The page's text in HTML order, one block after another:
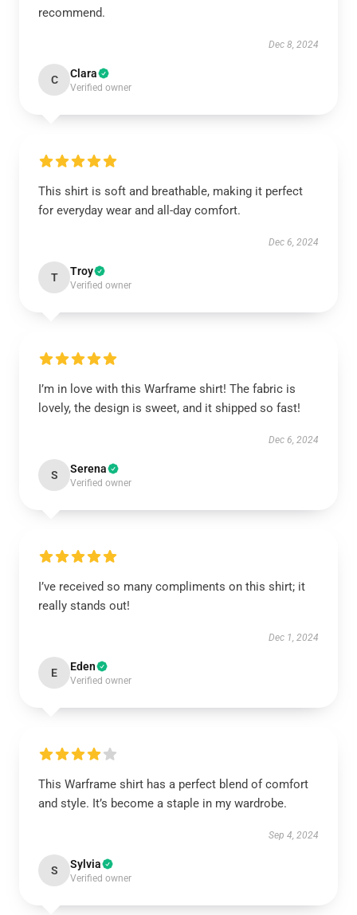
recommend.
Dec 8, 2024
C Clara
Verified owner
This shirt is soft and breathable, making it perfect
for everyday wear and all-day comfort.
Dec 6, 2024
T Troy
Verified owner
I’m in love with this Warframe shirt! The fabric is
lovely, the design is sweet, and it shipped so fast!
Dec 6, 2024
S Serena
Verified owner
I’ve received so many compliments on this shirt; it
really stands out!
Dec 1, 2024
E Eden
Verified owner
This Warframe shirt has a perfect blend of comfort
and style. It’s become a staple in my wardrobe.
Sep 4, 2024
S Sylvia
Verified owner